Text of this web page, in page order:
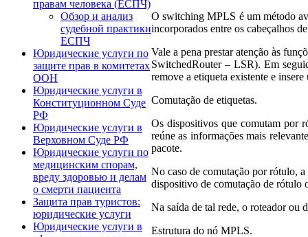
правам человека (ЕСПЧ)
Обзор и анализ
судебной практики
ЕСПЧ
Юридические услуги по
защите прав в комитетах
ООН
Юридические услуги в
Конституционном Суде
РФ
Юридические услуги в
Верховном Суде РФ
Юридические услуги по
медицинским спорам,
вреду здоровью и делам
о смерти пациента
Защита прав туристов:
юридические услуги
Юридические услуги в
O switching MPLS é um método
incorporados entre os cabeçalhos
Vale a pena prestar atenção às
SwitchedRouter – LSR). Em
remove a etiqueta existente e
Comutação de etiquetas.
Os dispositivos que comutam por
reúne as informações mais
pacote.
No caso de comutação por rótulo,
dispositivo de comutação de rótulo
Na saída de tal rede, o roteador ou
Estrutura do nó MPLS.